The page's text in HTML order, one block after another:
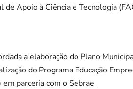
de Apoio à Ciência e Tecnologia
a elaboração do Plano
do Programa Educação
em parceria com o Sebrae.